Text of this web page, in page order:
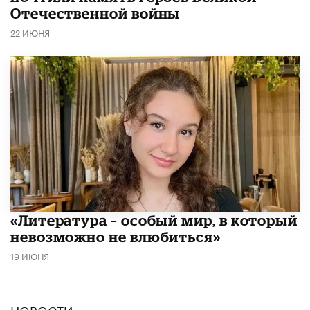
Отечественной войны
22 ИЮНЯ
​«Литература – особый мир, в который
невозможно не влюбиться»
19 ИЮНЯ